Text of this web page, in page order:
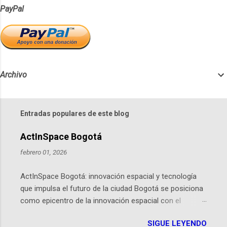
PayPal
Archivo
Entradas populares de este blog
ActInSpace Bogotá
febrero 01, 2026
ActInSpace Bogotá: innovación espacial y tecnología
que impulsa el futuro de la ciudad Bogotá se posiciona
como epicentro de la innovación espacial con el
hackathon global que convierte tecnologías de la
SIGUE LEYENDO